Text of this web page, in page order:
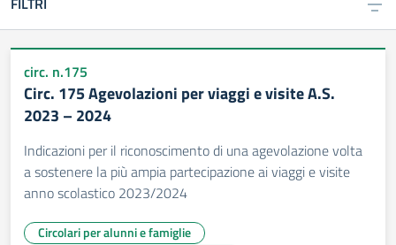
circ. n.175
Circ. 175 Agevolazioni per viaggi e visite A.S.
2023 – 2024
Indicazioni per il riconoscimento di una agevolazione volta
a sostenere la più ampia partecipazione ai viaggi e visite
anno scolastico 2023/2024
Circolari per alunni e famiglie